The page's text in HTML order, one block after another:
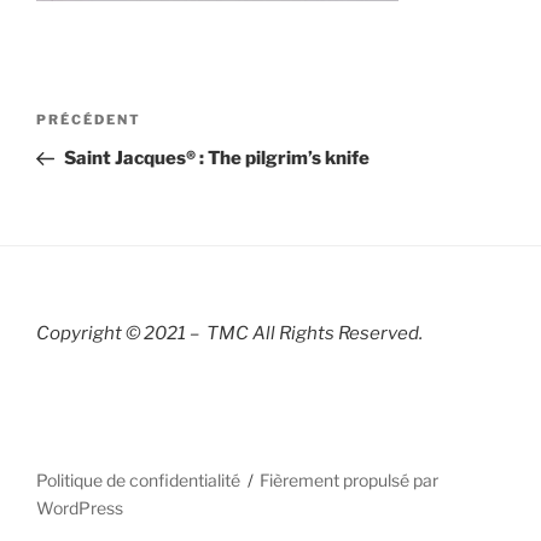
Navigation
l’article
Article
précédent
PRÉCÉDENT
Saint Jacques® : The pilgrim’s knife
Copyright © 2021 – TMC All Rights Reserved.
Politique de confidentialité
Fièrement propulsé par
WordPress